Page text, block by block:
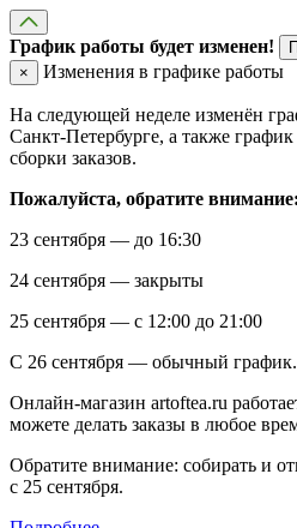
График работы будет изменен!
×
Изменения в графике работы
На следующей неделе изменён
Санкт-Петербурге, а также
сборки заказов.
Пожалуйста, обратите внимание:
23 сентября — до 16:30
24 сентября — закрыты
25 сентября — с 12:00 до 21:00
С 26 сентября — обычный график.
Онлайн-магазин artoftea.ru
можете делать заказы в любое
Обратите внимание: собирать и
с 25 сентября.